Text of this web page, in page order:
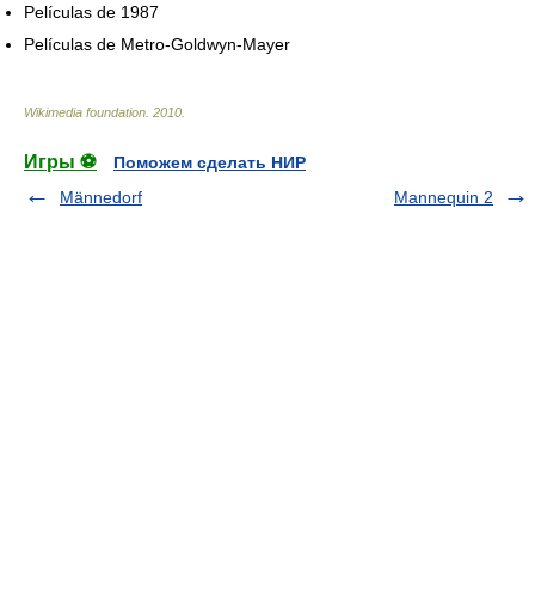
Películas de 1987
Películas de Metro-Goldwyn-Mayer
Wikimedia foundation 2010
Игры ⚽
Поможем сделать НИР
Männedorf
Mannequin 2